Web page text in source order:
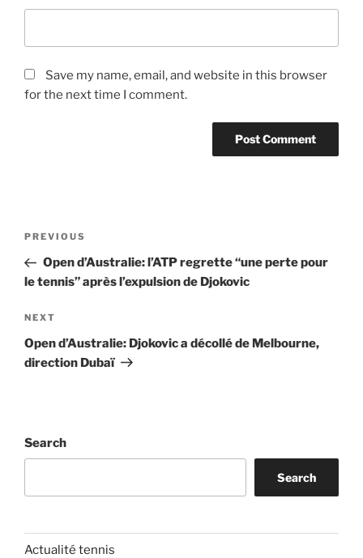
Save my name, email, and website in this browser
for the next time I comment.
Previous
Post
PREVIOUS
Open d’Australie: l’ATP regrette “une perte pour
le tennis” après l’expulsion de Djokovic
Next
Post
NEXT
Open d’Australie: Djokovic a décollé de Melbourne,
direction Dubaï
Search
Search
Actualité tennis